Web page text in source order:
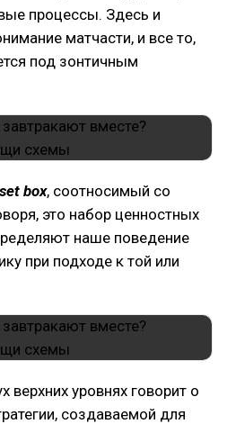
процессы. Здесь и
матчасти, и все то,
под зонтичным
box, соотносимый со
это набор ценностных
наше поведение
при подходе к той или
верхних уровнях говорит о
создаваемой для